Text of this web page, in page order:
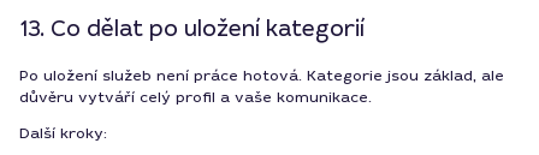
13. Co dělat po uložení kategorií
Po uložení služeb není práce hotová. Kategorie jsou základ, ale
důvěru vytváří celý profil a vaše komunikace.
Další kroky: